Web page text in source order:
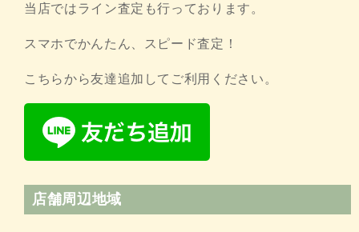
当店ではライン査定も行っております。
スマホでかんたん、スピード査定！
こちらから友達追加してご利用ください。
店舗周辺地域